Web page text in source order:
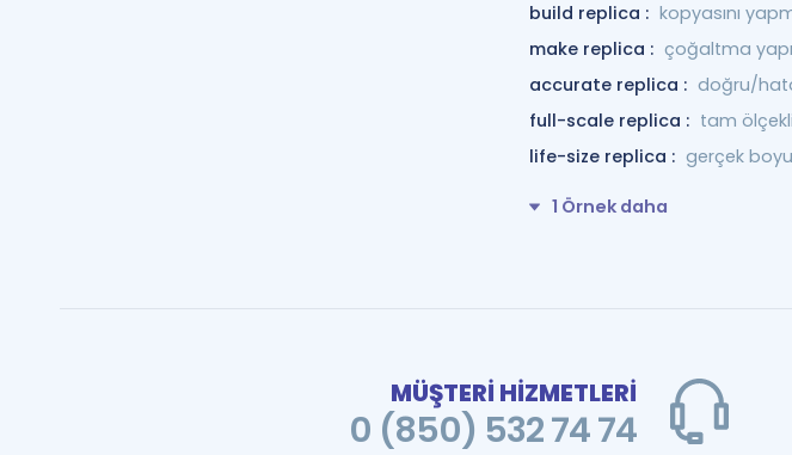
build replica : kopyasını
make replica : çoğaltma
accurate replica : doğru/
full-scale replica : tam
life-size replica : gerçek
1 Örnek daha
MÜŞTERİ HİZMETLERİ
0 (850) 532 74 74